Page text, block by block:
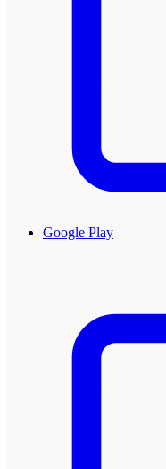
Google Play